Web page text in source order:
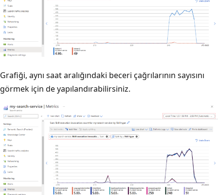
Grafiği, aynı saat aralığındaki beceri çağrılarının sayısını
görmek için de yapılandırabilirsiniz.